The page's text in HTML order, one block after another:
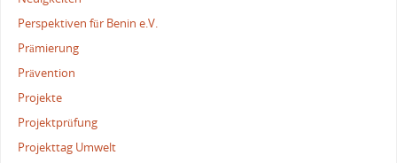
Perspektiven für Benin e.V.
Prämierung
Prävention
Projekte
Projektprüfung
Projekttag Umwelt